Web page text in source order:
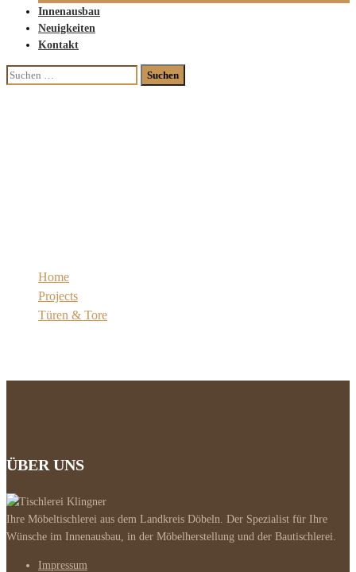
Innenausbau
Neuigkeiten
Kontakt
Suchen
nach:
Home
Projects
Türen & Tore
ÜBER UNS
Ihre Möbeltischlerei aus dem Landkreis Döbeln. Der Spezialist für Ihre
Wünsche im Innenausbau, in der Möbelherstellung und der Bautischlerei.
Impressum